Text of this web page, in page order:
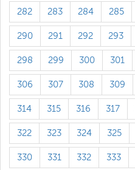
282 283 284 285
290 291 292 293
298 299 300 301
306 307 308 309
314 315 316 317
322 323 324 325
330 331 332 333